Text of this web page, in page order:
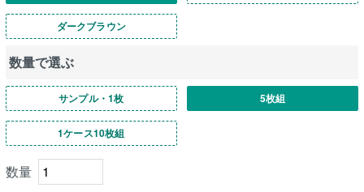
ダークブラウン
数量で選ぶ
サンプル・1枚 5枚組
1ケース10枚組